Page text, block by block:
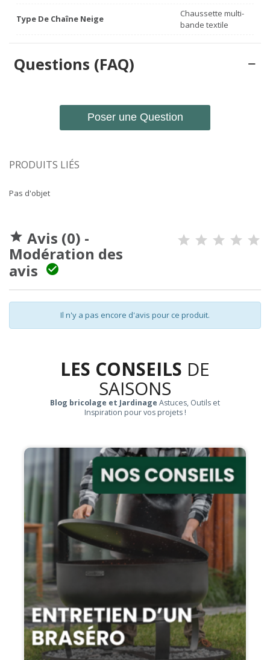
Type De Chaîne Neige
Chaussette multi-
bande textile
Questions (FAQ)
Poser une Question
PRODUITS LIÉS
Pas d'objet
 Avis (0) -
Modération des
avis

Il n'y a pas encore d'avis pour ce produit.
LES CONSEILS DE
SAISONS
Blog bricolage et Jardinage Astuces, Outils et
Inspiration pour vos projets !